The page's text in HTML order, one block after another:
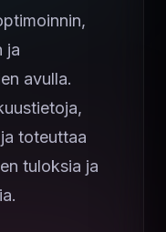
ja
avulla.
toteuttaa
tuloksia ja